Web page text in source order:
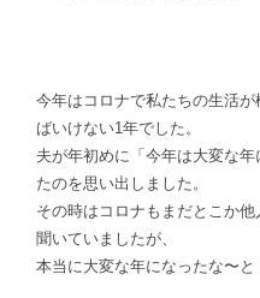
今年はコロナで私たちの生活
ばいけない1年でした。
夫が年初めに「今年は大変な
たのを思い出しました。
その時はコロナもまだとこか
聞いていましたが、
本当に大変な年になったな〜と